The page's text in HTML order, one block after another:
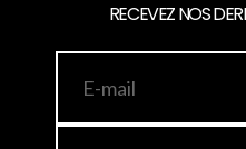
RECEVEZ NOS